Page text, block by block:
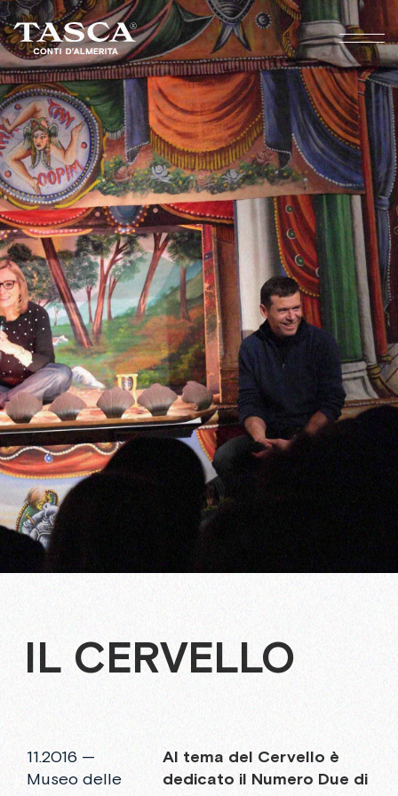
11.2016 —
Museo delle
IL CERVELLO
Al tema del Cervello è
dedicato il Numero Due di